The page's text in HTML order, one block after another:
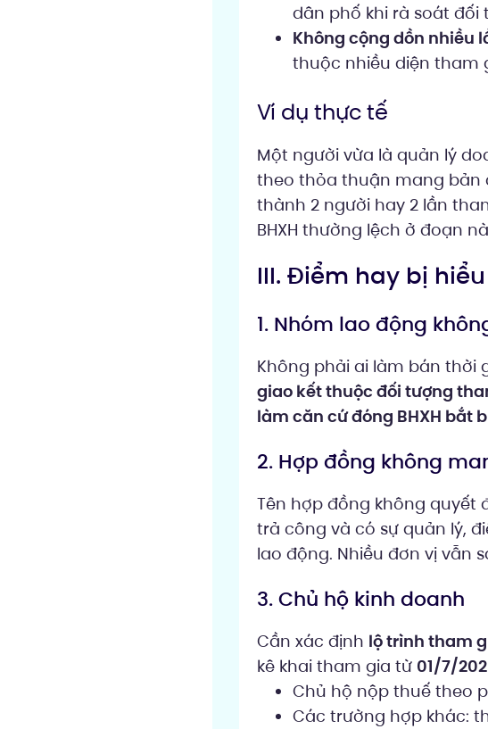
dân phố khi rà soát đối
Không cộng dồn nhiều
thuộc nhiều diện tham
Ví dụ thực tế
Một người vừa là quản lý
theo thỏa thuận mang bản
thành 2 người hay 2 lần
BHXH thường lệch ở đoạn
III. Điểm hay bị
1. Nhóm lao động
Không phải ai làm bán thời
giao kết thuộc đối tượng
làm căn cứ đóng BHXH bắt
2. Hợp đồng không
Tên hợp đồng không quyết
trả công và có sự quản lý,
lao động. Nhiều đơn vị vẫn
3. Chủ hộ kinh doanh
Cần xác định lộ trình tham
kê khai tham gia từ 01/7/
Chủ hộ nộp thuế theo
Các trường hợp khác: